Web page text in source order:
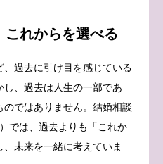
これからを選べる
過去に引け目を感じている
、過去は人生の一部であ
のではありません。結婚相談
では、過去よりも「これか
未来を一緒に考えていま